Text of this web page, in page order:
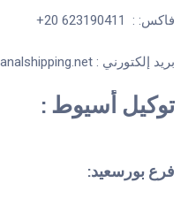
فاكس: : 623190411 20+
بريد إلكتورني : asuitsuez@canalshipping.net
توكيل أسيوط :
فرع بورسعيد: